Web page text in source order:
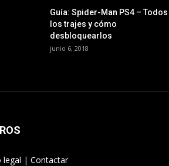
Guía: Spider-Man PS4 – Todos
los trajes y cómo
desbloquearlos
junio 6, 2018
legal | Contactar